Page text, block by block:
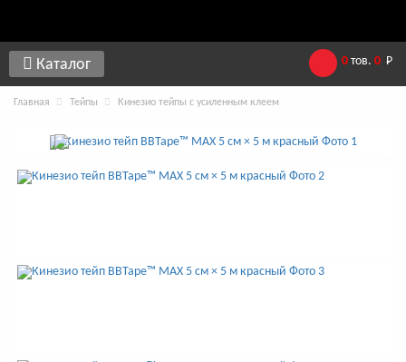
Каталог 0 тов. 0 Р
Главная Тейпы Кинезио тейпы с усиленным клеем